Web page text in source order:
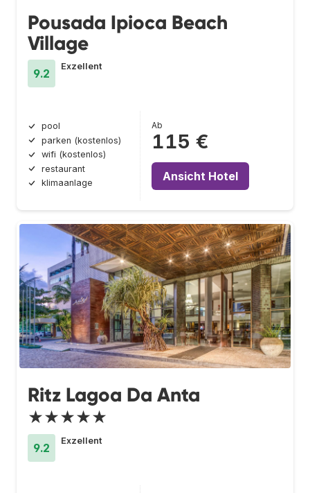
Pousada Ipioca Beach
Village
9.2
Exzellent
pool
parken (kostenlos)
wifi (kostenlos)
restaurant
klimaanlage
Ab
115 €
Ansicht Hotel
Ritz Lagoa Da Anta
★★★★★
9.2
Exzellent